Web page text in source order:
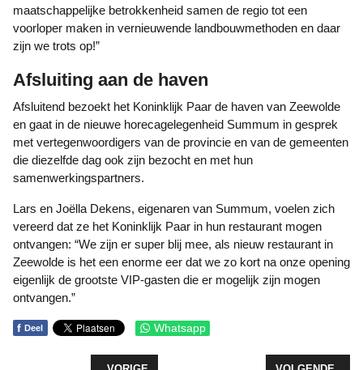
maatschappelijke betrokkenheid samen de regio tot een
voorloper maken in vernieuwende landbouwmethoden en daar
zijn we trots op!”
Afsluiting aan de haven
Afsluitend bezoekt het Koninklijk Paar de haven van Zeewolde
en gaat in de nieuwe horecagelegenheid Summum in gesprek
met vertegenwoordigers van de provincie en van de gemeenten
die diezelfde dag ook zijn bezocht en met hun
samenwerkingspartners.
Lars en Joëlla Dekens, eigenaren van Summum, voelen zich
vereerd dat ze het Koninklijk Paar in hun restaurant mogen
ontvangen: “We zijn er super blij mee, als nieuw restaurant in
Zeewolde is het een enorme eer dat we zo kort na onze opening
eigenlijk de grootste VIP-gasten die er mogelijk zijn mogen
ontvangen.”
f Deel Whatsapp